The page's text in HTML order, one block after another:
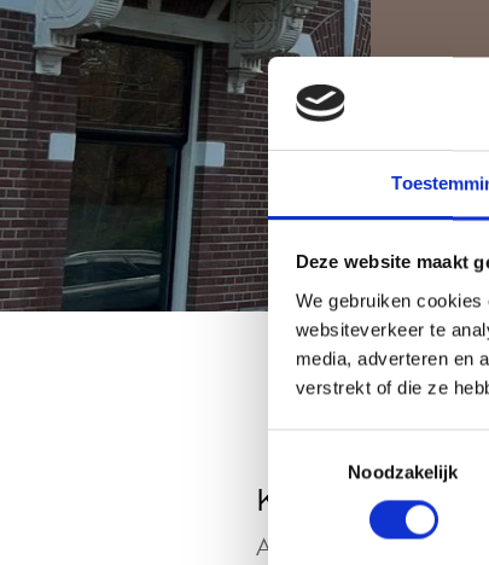
Deze website maakt
We gebruiken
websiteverkeer te
media, adverteren en
verstrekt of die ze
Noodzakelijk
KENMERKEN
AANVAARDING